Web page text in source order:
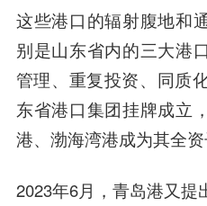
这些港口的辐射腹地和
别是山东省内的三大港
管理、重复投资、同质
东省港口集团挂牌成立
港、渤海湾港成为其全资
2023年6月，青岛港又